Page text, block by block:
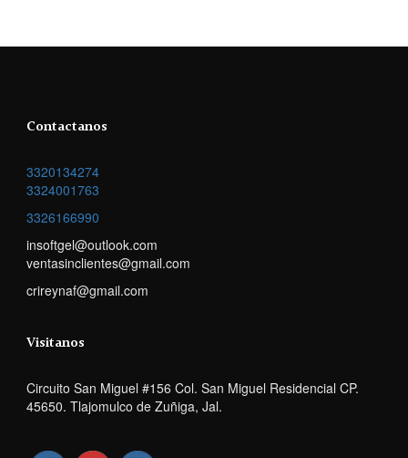
Contactanos
3320134274
3324001763
3326166990
insoftgel@outlook.com
ventasinclientes@gmail.com
crireynaf@gmail.com
Visitanos
Circuito San Miguel #156 Col. San Miguel Residencial CP.
45650. Tlajomulco de Zuñiga, Jal.